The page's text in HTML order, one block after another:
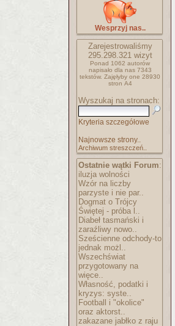
Wesprzyj nas..
Zarejestrowaliśmy
295.298.321wizyt
Ponad 1062 autorów
napisało dla nas 7343
tekstów. Zajęłyby one 28930
stron A4
Wyszukaj na stronach:
Kryteria szczegółowe
Najnowsze strony..
Archiwum streszczeń..
Ostatnie wątki Forum:
iluzja wolności
Wzór na liczby
parzyste i nie par..
Dogmat o Trójcy
Świętej - próba l..
Diabeł tasmański i
zaraźliwy nowo..
Sześcienne odchody-to
jednak możl..
Wszechświat
przygotowany na
więce..
Własność, podatki i
kryzys: syste..
Football i "okolice"
oraz aktorst..
zakazane jabłko z raju